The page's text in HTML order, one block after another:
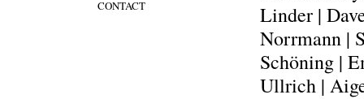
CONTACT
Linder |
Norrmann |
Schöning |
Ullrich |